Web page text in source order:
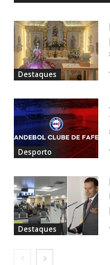
Destaques
Desporto
Destaques